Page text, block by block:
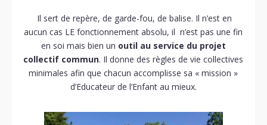
Il sert de repère, de garde-fou, de balise. Il n’est en
aucun cas LE fonctionnement absolu, il n’est pas une fin
en soi mais bien un outil au service du projet
collectif commun. Il donne des règles de vie collectives
minimales afin que chacun accomplisse sa « mission »
d’Educateur de l’Enfant au mieux.